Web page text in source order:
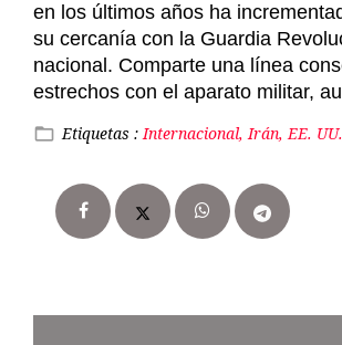
en los últimos años ha
su cercanía con la Guardia
nacional. Comparte una línea
estrechos con el aparato militar,
Etiquetas :Internacional, Irán, EE.